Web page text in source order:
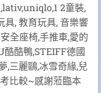
2童裝,
具, 教育玩具, 音樂響
全座椅,手推車,愛的
酷鴨,STEIFF德國
,三麗鷗,冰雪奇緣,兒
比較~感謝蒞臨本